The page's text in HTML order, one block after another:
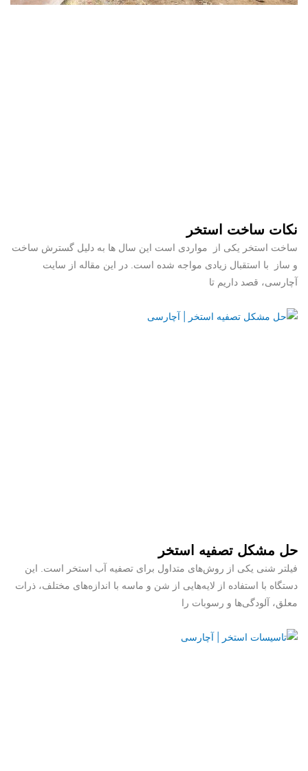
نکات ساخت استخر
ساخت استخر یکی از مواردی است این سال ها به دلیل گسترش ساخت
و ساز با استقبال زیادی مواجه شده است. در این مقاله از سایت
آچارسی، قصد داریم تا
حل مشکل تصفیه استخر
فیلتر شنی یکی از روش‌های متداول برای تصفیه آب استخر است. این
دستگاه با استفاده از لایه‌هایی از شن و ماسه با اندازه‌های مختلف، ذرات
معلق، آلودگی‌ها و رسوبات را